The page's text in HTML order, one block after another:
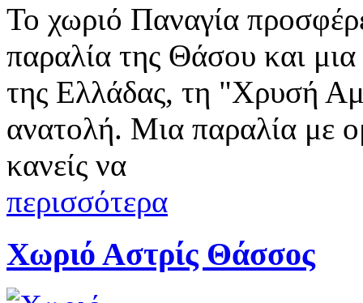
Το χωριό Παναγία
παραλία της Θάσου και
της Ελλάδας, τη "Χρυσή
ανατολή. Μια παραλία με
κανείς να
περισσότερα
Χωριό Αστρίς Θάσσος